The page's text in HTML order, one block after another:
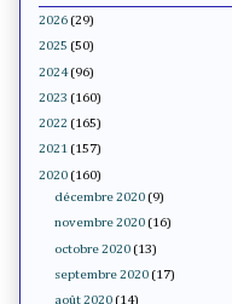
2026 (29)
2025 (50)
2024 (96)
2023 (160)
2022 (165)
2021 (157)
2020 (160)
décembre 2020 (9)
novembre 2020 (16)
octobre 2020 (13)
septembre 2020 (17)
août 2020 (14)